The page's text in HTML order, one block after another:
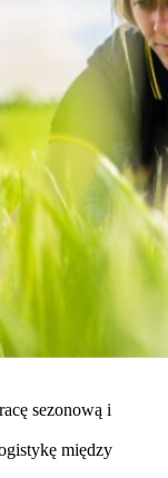
sezonową i
między